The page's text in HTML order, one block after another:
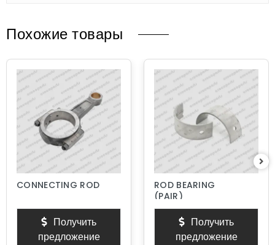
Похожие товары
CONNECTING ROD
Получить
предложение
ROD BEARING
(PAIR)
Получить
предложение